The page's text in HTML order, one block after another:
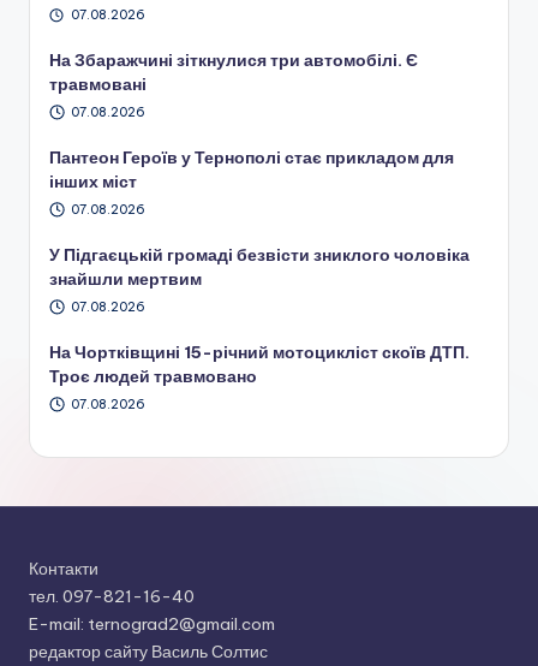
07.08.2026
На Збаражчині зіткнулися три автомобілі. Є
травмовані
07.08.2026
Пантеон Героїв у Тернополі стає прикладом для
інших міст
07.08.2026
У Підгаєцькій громаді безвісти зниклого чоловіка
знайшли мертвим
07.08.2026
На Чортківщині 15-річний мотоцикліст скоїв ДТП.
Троє людей травмовано
07.08.2026
Контакти
тел. 097-821-16-40
E-mail: ternograd2@gmail.com
редактор сайту Василь Солтис